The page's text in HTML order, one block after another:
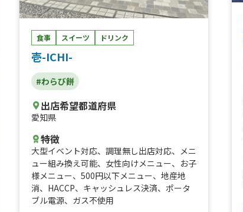
食事 スイーツ ドリンク
壱-ICHI-
#わらび餅
出店希望都道府県
愛知県
特徴
大型イベント対応、 調理無し出店対応、 メニ
ュー組み換え可能、 女性向けメニュー、 お子
様メニュー、 500円以下メニュー、 地産地
消、 HACCP、 キャッシュレス決済、 ポータ
ブル電源、 ガス不使用